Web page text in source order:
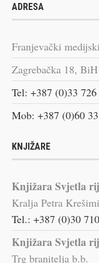
ADRESA
Franjevački
Zagrebačka 18,
Tel: +387 (0)33
Mob: +387 (0)60
KNJIŽARE
Knjižara Svjetla
Kralja Petra
Tel.: +387 (0)30
Knjižara Svjetla
Trg branitelja b.b.